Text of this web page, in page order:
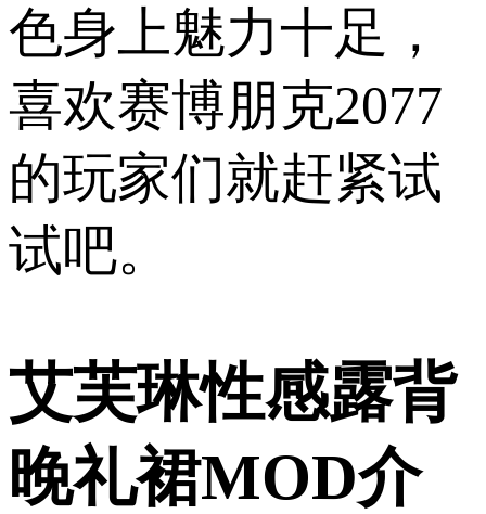
色身上魅力十足，
喜欢赛博朋克2077
的玩家们就赶紧试
试吧。
艾芙琳性感露背
晚礼裙MOD介